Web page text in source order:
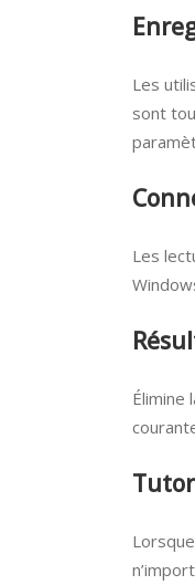
Les
sont
Les
Élimine